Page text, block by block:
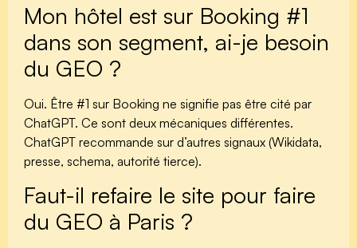
Mon hôtel est sur Booking #1
dans son segment, ai-je besoin
du GEO ?
Oui. Être #1 sur Booking ne signifie pas être cité par
ChatGPT. Ce sont deux mécaniques différentes.
ChatGPT recommande sur d’autres signaux (Wikidata,
presse, schema, autorité tierce).
Faut-il refaire le site pour faire
du GEO à Paris ?